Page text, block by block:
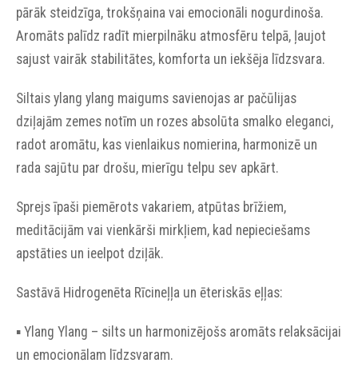
pārāk steidzīga, trokšņaina vai emocionāli nogurdinoša.
Aromāts palīdz radīt mierpilnāku atmosfēru telpā, ļaujot
sajust vairāk stabilitātes, komforta un iekšēja līdzsvara.
Siltais ylang ylang maigums savienojas ar pačūlijas
dziļajām zemes notīm un rozes absolūta smalko eleganci,
radot aromātu, kas vienlaikus nomierina, harmonizē un
rada sajūtu par drošu, mierīgu telpu sev apkārt.
Sprejs īpaši piemērots vakariem, atpūtas brīžiem,
meditācijām vai vienkārši mirkļiem, kad nepieciešams
apstāties un ieelpot dziļāk.
Sastāvā Hidrogenēta Rīcineļļa un ēteriskās eļļas:
▪︎ Ylang Ylang – silts un harmonizējošs aromāts relaksācijai
un emocionālam līdzsvaram.